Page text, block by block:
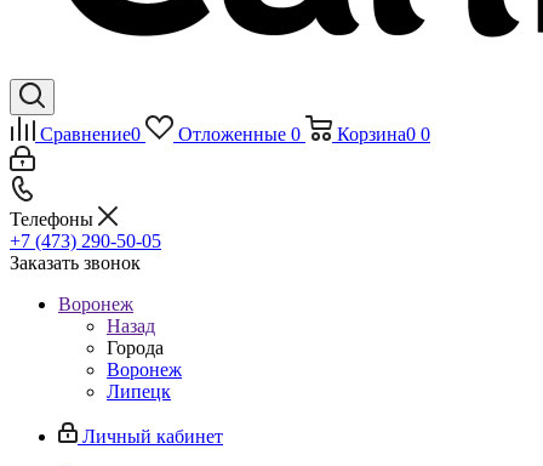
Сравнение0 Отложенные 0 Корзина0 0
Телефоны
+7 (473) 290-50-05
Заказать звонок
Воронеж
Назад
Города
Воронеж
Липецк
Личный кабинет